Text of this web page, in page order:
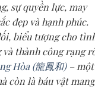
sự quyền lực, may
đẹp và hạnh phúc.
biểu tượng cho
thành công rạng
Hòa (龍鳳和) – một
còn là báu vật mang